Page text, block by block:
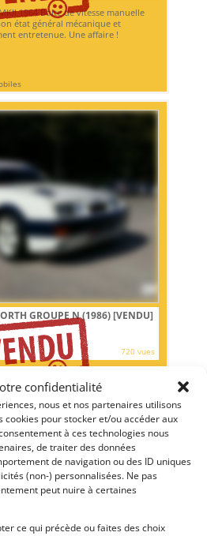
confidentialité
nous et nos partenaires utilisons
cookies pour stocker et/ou accéder aux
à ces technologies nous
de traiter des données
de navigation ou des ID uniques
(non-) personnalisées. Ne pas
peut nuire à certaines
ce qui précède ou faites des choix
1964 Boite de vitesse manuelle
état général mécanique et
entretenue. Une affaire !
GROUPE N (1986)[VENDU]
720 vues
Blanche rayée de bleu, elle affiche
Très bel état.